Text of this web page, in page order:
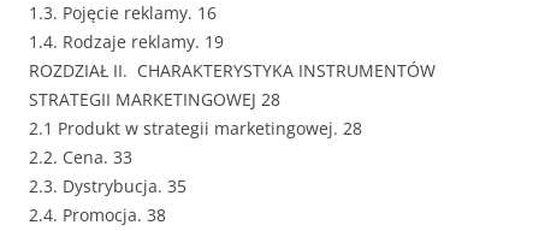
1.3. Pojęcie reklamy. 16
1.4. Rodzaje reklamy. 19
ROZDZIAŁ II. CHARAKTERYSTYKA INSTRUMENTÓW
STRATEGII MARKETINGOWEJ 28
2.1 Produkt w strategii marketingowej. 28
2.2. Cena. 33
2.3. Dystrybucja. 35
2.4. Promocja. 38